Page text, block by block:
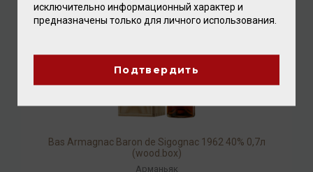
Bas Armagnac Baron de Sigognac 1962 40% 0,7л
(wood.box)
Арманьяк
исключительно информационный характер и
предназначены только для личного использования.
Подтвердить